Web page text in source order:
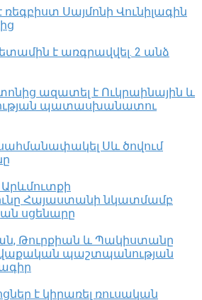
ռեգբիստ Սայմոնի Վունիլագին
է առգրավվել․ 2 անձ
ազատել է Ուկրաինային և
պատասխանատու
սահմանափակել Սև ծովում
Հայաստանի նկատմամբ
սցենարը
Թուրքիան և Պակիստանը
պաշտպանության
է կիրառել ռուսական